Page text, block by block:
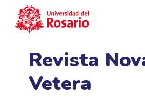
Revista
Vetera